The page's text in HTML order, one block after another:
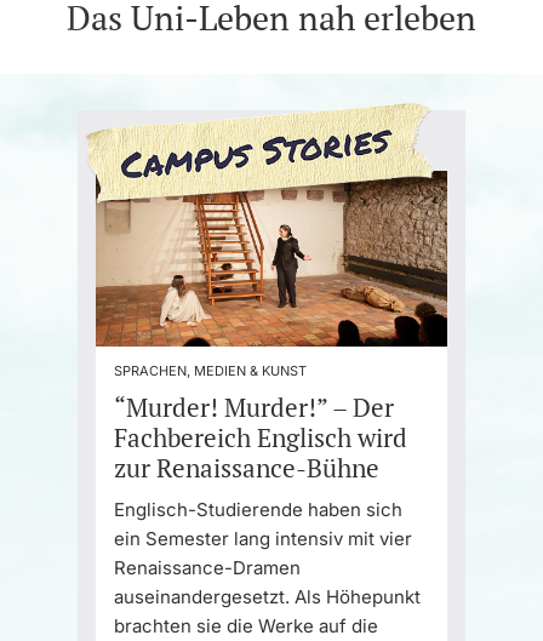
Das Uni-Leben nah erleben
SPRACHEN, MEDIEN & KUNST
“Murder! Murder!” – Der
Fachbereich Englisch wird
zur Renaissance-Bühne
Englisch-Studierende haben sich
ein Semester lang intensiv mit vier
Renaissance-Dramen
auseinandergesetzt. Als Höhepunkt
brachten sie die Werke auf die